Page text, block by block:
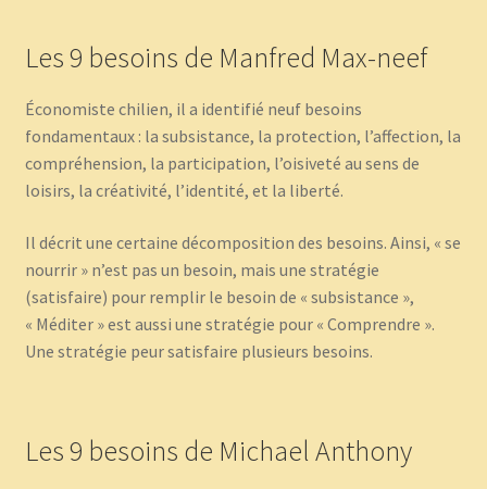
Les 9 besoins de Manfred Max-neef
Économiste chilien, il a identifié neuf besoins
fondamentaux : la subsistance, la protection, l’affection, la
compréhension, la participation, l’oisiveté au sens de
loisirs, la créativité, l’identité, et la liberté.
Il décrit une certaine décomposition des besoins. Ainsi, « se
nourrir » n’est pas un besoin, mais une stratégie
(satisfaire) pour remplir le besoin de « subsistance »,
« Méditer » est aussi une stratégie pour « Comprendre ».
Une stratégie peur satisfaire plusieurs besoins.
Les 9 besoins de Michael Anthony